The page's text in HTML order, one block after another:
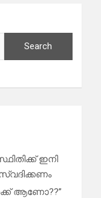
Search
ഇനി
ആണോ??”